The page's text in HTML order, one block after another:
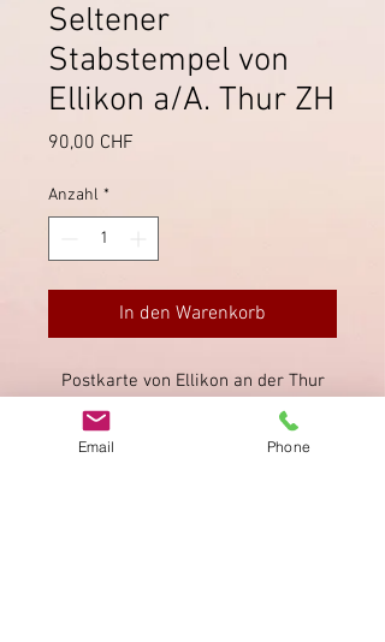
Seltener
Stabstempel von
Ellikon a/A. Thur ZH
90,00 CHF
Anzahl *
In den Warenkorb
Postkarte von Ellikon an der Thur
via Islikon nach Frauenfeld.
Stabstempel von Ellikon a/A. Thur
Email Phone